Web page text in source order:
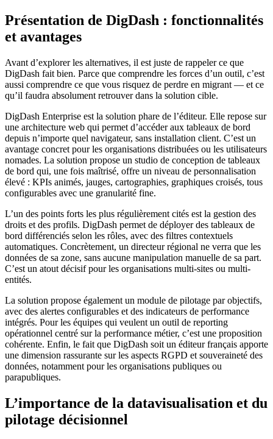
Présentation de DigDash : fonctionnalités
et avantages
Avant d’explorer les alternatives, il est juste de rappeler ce que
DigDash fait bien. Parce que comprendre les forces d’un outil, c’est
aussi comprendre ce que vous risquez de perdre en migrant — et ce
qu’il faudra absolument retrouver dans la solution cible.
DigDash Enterprise est la solution phare de l’éditeur. Elle repose sur
une architecture web qui permet d’accéder aux tableaux de bord
depuis n’importe quel navigateur, sans installation client. C’est un
avantage concret pour les organisations distribuées ou les utilisateurs
nomades. La solution propose un studio de conception de tableaux
de bord qui, une fois maîtrisé, offre un niveau de personnalisation
élevé : KPIs animés, jauges, cartographies, graphiques croisés, tous
configurables avec une granularité fine.
L’un des points forts les plus régulièrement cités est la gestion des
droits et des profils. DigDash permet de déployer des tableaux de
bord différenciés selon les rôles, avec des filtres contextuels
automatiques. Concrètement, un directeur régional ne verra que les
données de sa zone, sans aucune manipulation manuelle de sa part.
C’est un atout décisif pour les organisations multi-sites ou multi-
entités.
La solution propose également un module de pilotage par objectifs,
avec des alertes configurables et des indicateurs de performance
intégrés. Pour les équipes qui veulent un outil de reporting
opérationnel centré sur la performance métier, c’est une proposition
cohérente. Enfin, le fait que DigDash soit un éditeur français apporte
une dimension rassurante sur les aspects RGPD et souveraineté des
données, notamment pour les organisations publiques ou
parapubliques.
L’importance de la datavisualisation et du
pilotage décisionnel